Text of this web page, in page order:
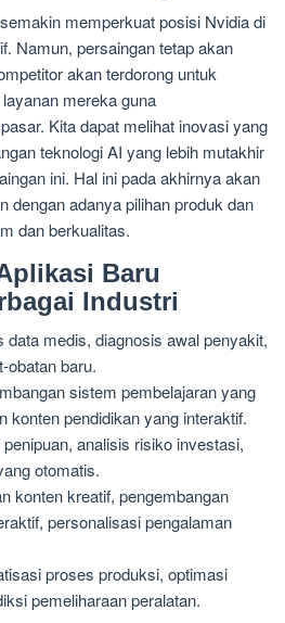
memperkuat posisi Nvidia di
Namun, persaingan tetap akan
akan terdorong untuk
mereka guna
Kita dapat melihat inovasi yang
teknologi AI yang lebih mutakhir
ini. Hal ini pada akhirnya akan
dengan adanya pilihan produk dan
dan berkualitas.
Baru
Industri
data medis, diagnosis awal penyakit,
obatan baru.
sistem pembelajaran yang
konten pendidikan yang interaktif.
analisis risiko investasi,
otomatis.
konten kreatif, pengembangan
personalisasi pengalaman
proses produksi, optimasi
pemeliharaan peralatan.